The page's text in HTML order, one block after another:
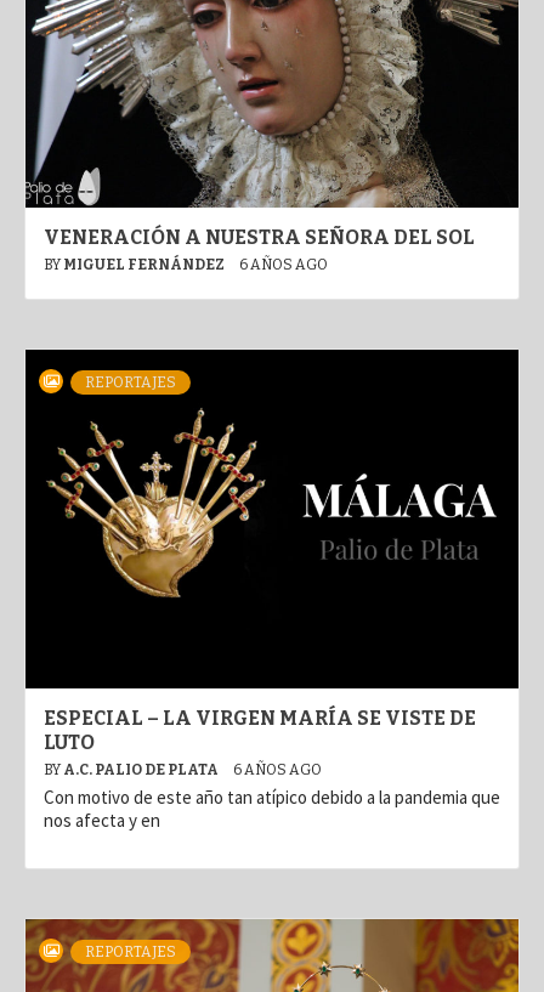
VENERACIÓN A NUESTRA SEÑORA DEL SOL
BY MIGUEL FERNÁNDEZ 6 AÑOS AGO
REPORTAJES
ESPECIAL – LA VIRGEN MARÍA SE VISTE DE
LUTO
BY A.C. PALIO DE PLATA 6 AÑOS AGO
Con motivo de este año tan atípico debido a la pandemia que
nos afecta y en
REPORTAJES